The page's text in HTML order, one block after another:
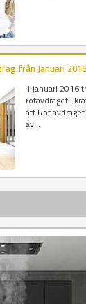
från Januari 2016
1 januari 2016
rotavdraget i
att Rot avdraget
av...